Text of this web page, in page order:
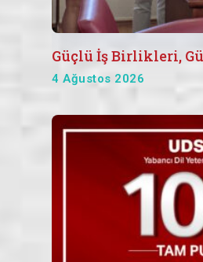
Güçlü İş Birlikleri,
4 Ağustos 2026